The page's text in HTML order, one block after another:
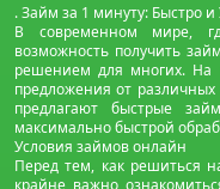
. Займ за 1 минуту: Быстро
В современном мире,
возможность получить
решением для многих. На
предложения от
предлагают быстрые
максимально быстрой
Условия займов онлайн
Перед тем, как решиться
крайне важно